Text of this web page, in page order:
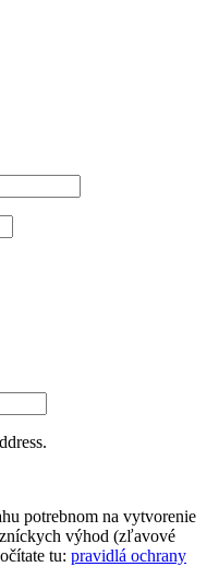
potrebnom na vytvorenie
výhod (zľavové
tu: pravidlá ochrany